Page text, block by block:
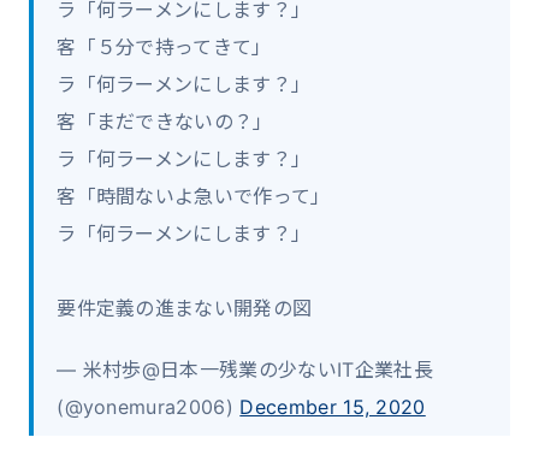
ラ「何ラーメンにします？」
客「５分で持ってきて」
ラ「何ラーメンにします？」
客「まだできないの？」
ラ「何ラーメンにします？」
客「時間ないよ急いで作って」
ラ「何ラーメンにします？」
要件定義の進まない開発の図
— 米村歩@日本一残業の少ないIT企業社長
(@yonemura2006) December 15, 2020